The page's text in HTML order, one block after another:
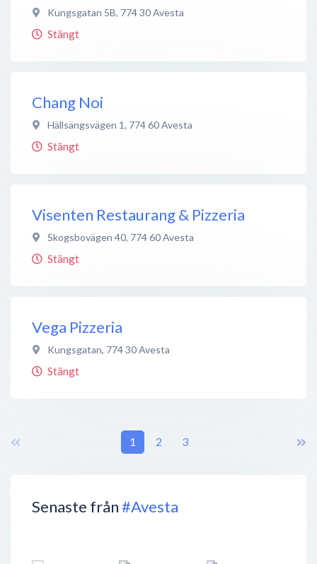
Senaste från#Avesta
Kungsgatan 5B, 774 30Avesta
Stängt
Chang Noi
Hällsängsvägen 1, 774 60Avesta
Stängt
Visenten Restaurang & Pizzeria
Skogsbovägen 40, 774 60Avesta
Stängt
Vega Pizzeria
Kungsgatan, 774 30Avesta
Stängt
1 2 3